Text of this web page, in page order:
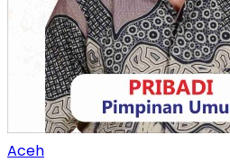
Aceh